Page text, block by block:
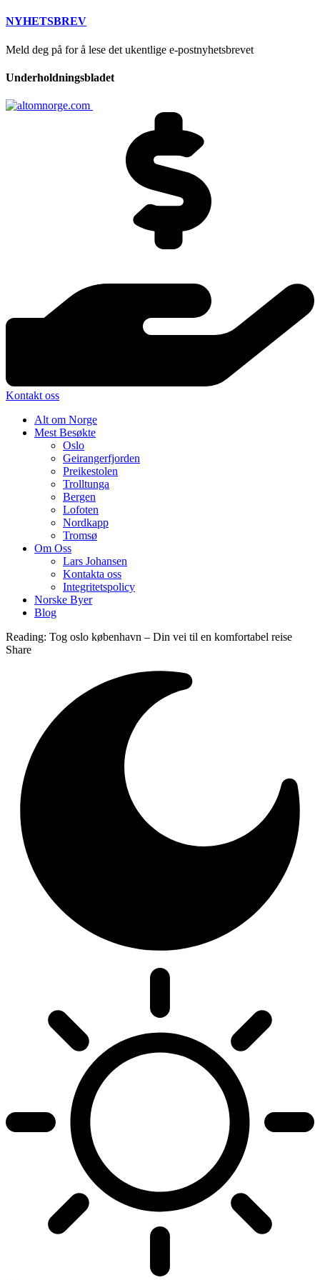
NYHETSBREV
Meld deg på for å lese det ukentlige e-postnyhetsbrevet
Underholdningsbladet
Kontakt oss
Alt om Norge
Mest Besøkte
Oslo
Geirangerfjorden
Preikestolen
Trolltunga
Bergen
Lofoten
Nordkapp
Tromsø
Om Oss
Lars Johansen
Kontakta oss
Integritetspolicy
Norske Byer
Blog
Reading: Tog oslo københavn – Din vei til en komfortabel reise
Share